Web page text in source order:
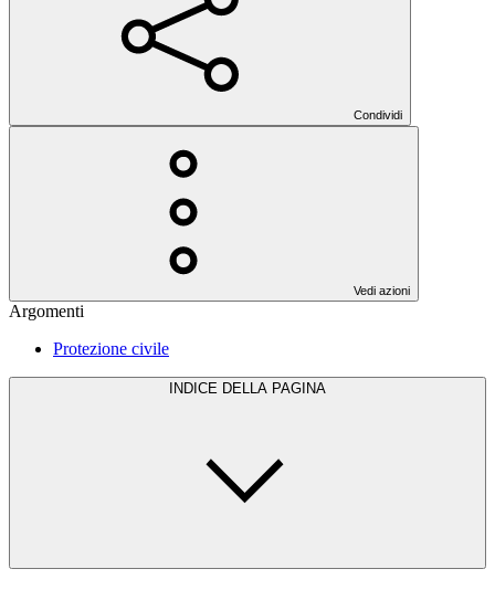
Condividi
Vedi azioni
Argomenti
Protezione civile
INDICE DELLA PAGINA